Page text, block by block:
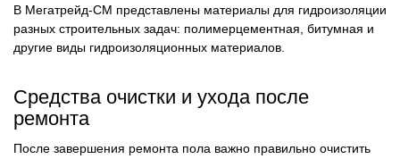
В Мегатрейд-СМ представлены материалы для гидроизоляции
разных строительных задач: полимерцементная, битумная и
другие виды гидроизоляционных материалов.
Средства очистки и ухода после
ремонта
После завершения ремонта пола важно правильно очистить